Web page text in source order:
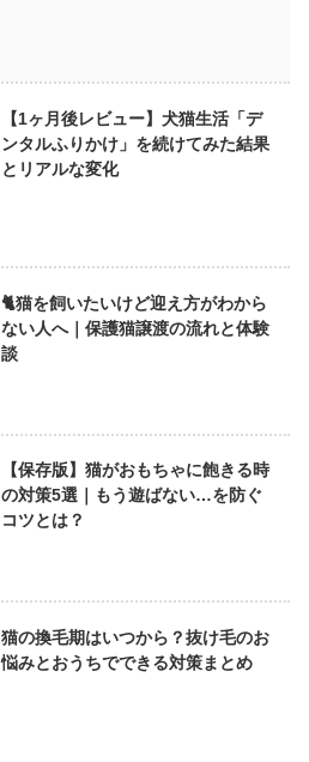
【1ヶ月後レビュー】犬猫生活「デ
ンタルふりかけ」を続けてみた結果
とリアルな変化
🐈猫を飼いたいけど迎え方がわから
ない人へ｜保護猫譲渡の流れと体験
談
【保存版】猫がおもちゃに飽きる時
の対策5選｜もう遊ばない…を防ぐ
コツとは？
猫の換毛期はいつから？抜け毛のお
悩みとおうちでできる対策まとめ